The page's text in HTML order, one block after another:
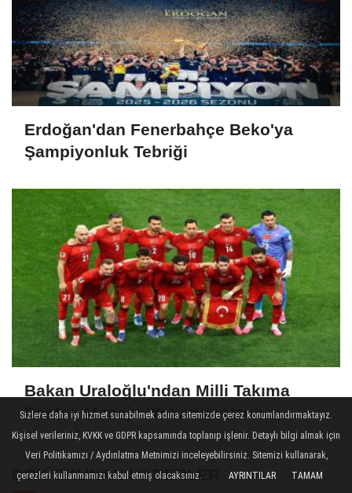
Erdoğan'dan Fenerbahçe Beko'ya
Şampiyonluk Tebriği
Bakan Uraloğlu'ndan Milli Takıma
Destek Mesajı: 'Yolumuz Uzun,
Hedefimiz Büyük'
ÇOK OKUNAN HABERLER
Sizlere daha iyi hizmet sunabilmek adına sitemizde çerez konumlandırmaktayız.
Kişisel verileriniz, KVKK ve GDPR kapsamında toplanıp işlenir. Detaylı bilgi almak için
Veri Politikamızı / Aydınlatma Metnimizi inceleyebilirsiniz. Sitemizi kullanarak,
çerezleri kullanmamızı kabul etmiş olacaksınız.
AYRINTILAR TAMAM